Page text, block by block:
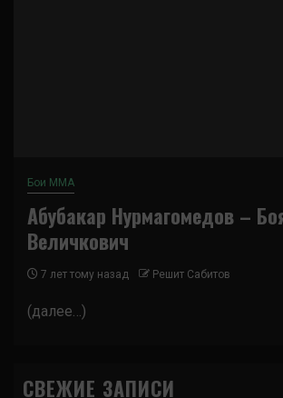
Бои ММА
Абубакар Нурмагомедов –
Величкович
7 лет тому назад Решит Сабитов
(далее…)
СВЕЖИЕ ЗАПИСИ